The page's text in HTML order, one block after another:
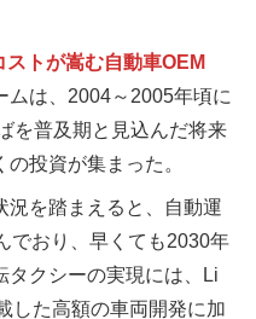
トが嵩む自動車OEM
は、2004～2005年頃に
を普及期と見込んだ将来
投資が集まった。
況を踏まえると、自動運
でおり、早くても2030年
タクシーの実現には、Li
した高額の車両開発に加